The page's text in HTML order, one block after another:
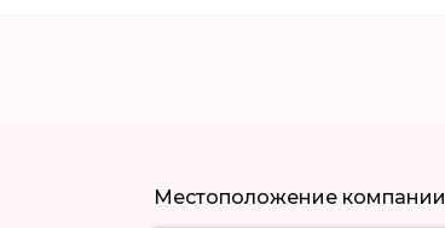
Местоположение компании